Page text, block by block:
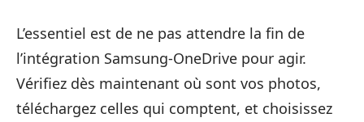
L’essentiel est de ne pas attendre la fin de
l’intégration Samsung-OneDrive pour agir.
Vérifiez dès maintenant où sont vos photos,
téléchargez celles qui comptent, et choisissez